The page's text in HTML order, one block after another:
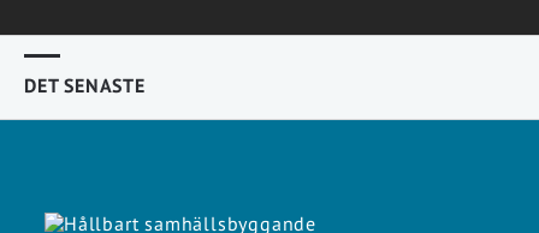
DET SENASTE